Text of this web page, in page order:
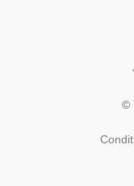
©